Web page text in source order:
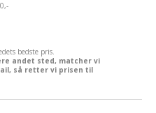
bedste pris.
andet sted, matcher vi
så retter vi prisen til